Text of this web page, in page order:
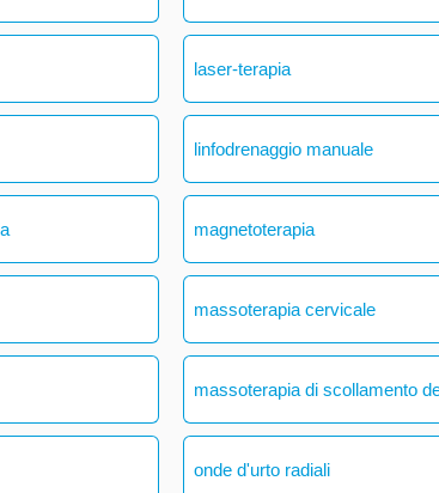
laser-terapia
linfodrenaggio manuale
magnetoterapia
massoterapia cervicale
massoterapia di scollamento
onde d'urto radiali